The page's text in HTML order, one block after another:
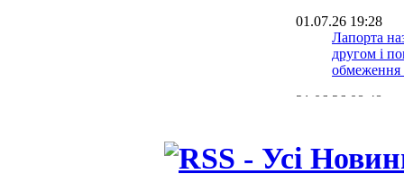
01.07.26 19:28
Лапорта
другом і
обмеження
21.06.26 08:48
Альмерією